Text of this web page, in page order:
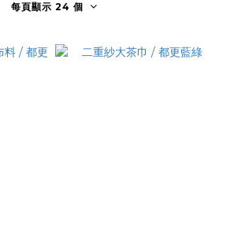
每頁顯示 24 個